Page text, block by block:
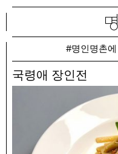
#명인명촌
국령애 장인전